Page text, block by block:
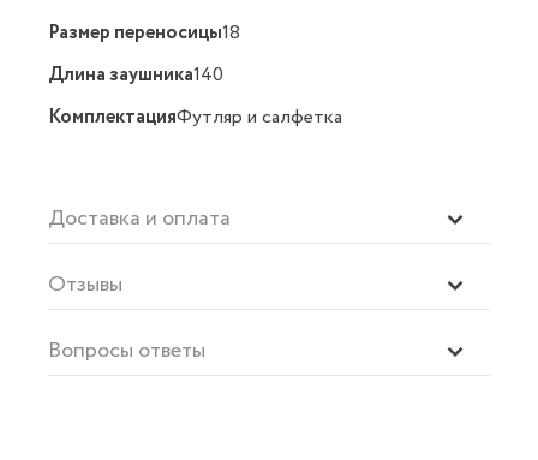
Размер переносицы18
Длина заушника140
КомплектацияФутляр и салфетка
Доставка и оплата
Отзывы
Вопросы ответы